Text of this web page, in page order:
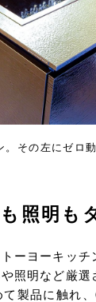
その左にゼロ
照明も
ーヨーキッ
照明など厳
製品に触れ